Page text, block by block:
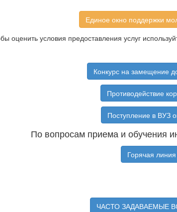
Единое окно поддержки
оценить условия предоставления услуг
Конкурс на замещение
Противодействие
Поступление в ВУЗ
По вопросам приема и обучения
Горячая линия
ЧАСТО ЗАДАВАЕМЫЕ